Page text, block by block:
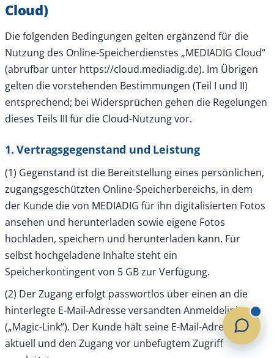
Cloud)
Die folgenden Bedingungen gelten ergänzend für die
Nutzung des Online-Speicherdienstes „MEDIADIG Cloud“
(abrufbar unter https://cloud.mediadig.de). Im Übrigen
gelten die vorstehenden Bestimmungen (Teil I und II)
entsprechend; bei Widersprüchen gehen die Regelungen
dieses Teils III für die Cloud-Nutzung vor.
1. Vertragsgegenstand und Leistung
(1) Gegenstand ist die Bereitstellung eines persönlichen,
zugangsgeschützten Online-Speicherbereichs, in dem
der Kunde die von MEDIADIG für ihn digitalisierten Fotos
ansehen und herunterladen sowie eigene Fotos
hochladen, speichern und herunterladen kann. Für
selbst hochgeladene Inhalte steht ein
Speicherkontingent von 5 GB zur Verfügung.
(2) Der Zugang erfolgt passwortlos über einen an die
hinterlegte E-Mail-Adresse versandten Anmeldelink
(„Magic-Link“). Der Kunde hält seine E-Mail-Adresse
aktuell und den Zugang vor unbefugtem Zugriff